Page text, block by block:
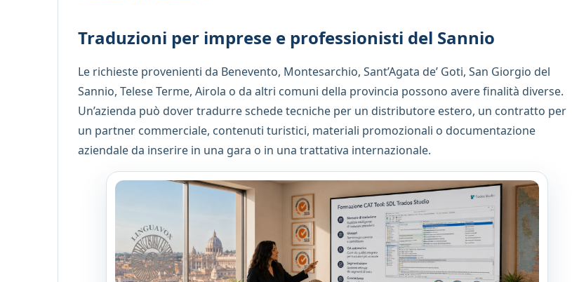
Traduzioni per imprese e professionisti del Sannio
Le richieste provenienti da Benevento, Montesarchio, Sant’Agata de’ Goti, San Giorgio del
Sannio, Telese Terme, Airola o da altri comuni della provincia possono avere finalità diverse.
Un’azienda può dover tradurre schede tecniche per un distributore estero, un contratto per
un partner commerciale, contenuti turistici, materiali promozionali o documentazione
aziendale da inserire in una gara o in una trattativa internazionale.